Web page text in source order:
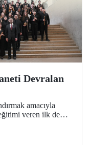
Devralan
amacıyla
veren ilk devlet
Devralan